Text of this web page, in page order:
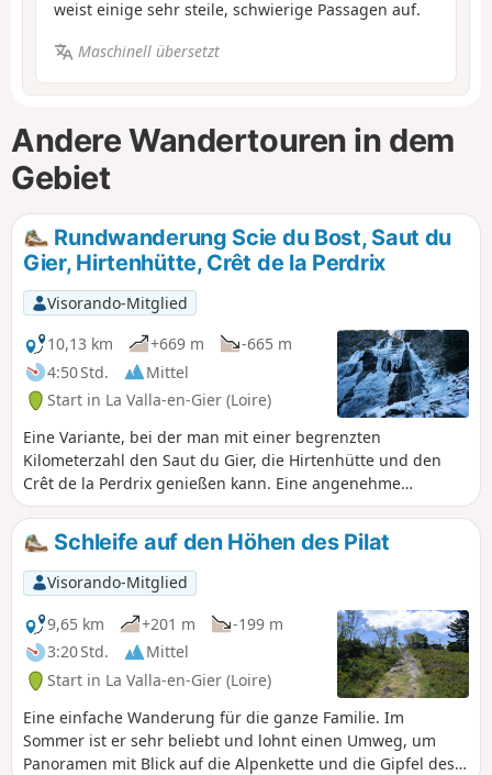
weist einige sehr steile, schwierige Passagen auf.
Maschinell übersetzt
Andere Wandertouren in dem
Gebiet
Rundwanderung Scie du Bost, Saut du
Gier, Hirtenhütte, Crêt de la Perdrix
Visorando-Mitglied
10,13 km
+669 m
-665 m
4:50 Std.
Mittel
Start in La Valla-en-Gier (Loire)
Eine Variante, bei der man mit einer begrenzten
Kilometerzahl den Saut du Gier, die Hirtenhütte und den
Crêt de la Perdrix genießen kann. Eine angenehme
Unterholzlandschaft, Geröll, der Saut du Gier, die Quelle
des Gier in der Hirtenhütte, der Crêt de la Perdrix mit seiner
Orientierungstafel. Bei klarem Wetter wunderschöne
Ausblicke auf das Rhonetal und die Alpenkette (Mont Blanc).
Eine Route mit angemessenem Schwierigkeitsgrad. Start in
La Scie du Bost.
Schleife auf den Höhen des Pilat
Visorando-Mitglied
9,65 km
+201 m
-199 m
3:20 Std.
Mittel
Start in La Valla-en-Gier (Loire)
Eine einfache Wanderung für die ganze Familie. Im
Sommer ist er sehr beliebt und lohnt einen Umweg, um
Panoramen mit Blick auf die Alpenkette und die Gipfel des